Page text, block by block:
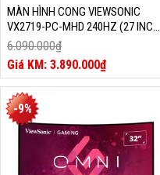
MÀN HÌNH CONG VIEWSONIC
VX2719-PC-MHD 240HZ (27 INCH,
1920 X 1080, 240HZ, VA, 1MS,
1500R, 102% SRGB)
6.090.000₫
Giá
gốc
là:
6.090.000₫.
3.890.000₫
Giá
hiện
tại
là:
3.890.000₫.
-9%